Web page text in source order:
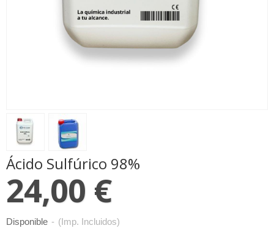
Ácido Sulfúrico 98%
24,00 €
Disponible - (Imp. Incluidos)